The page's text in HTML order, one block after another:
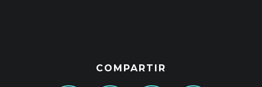
COMPARTIR